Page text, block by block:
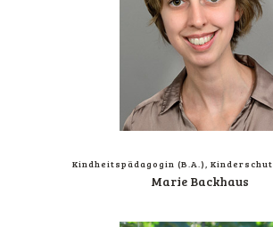
Kind­heits­päd­ago­gin (B.A.),
Marie Back­haus